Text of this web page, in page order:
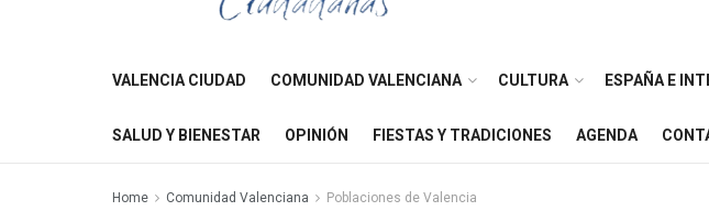
VALENCIA CIUDAD COMUNIDAD VALENCIANA CULTURA ESPAÑA E
SALUD Y BIENESTAR OPINIÓN FIESTAS Y TRADICIONES AGENDA
Home Comunidad Valenciana Poblaciones de Valencia